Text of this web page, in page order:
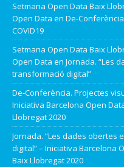
Setmana Open Data Baix
Open Data en De-
COVID19
Setmana Open Data Baix
Open Data en Jornada. “Les
transformació digital”
De-Conferència. Projectes
Iniciativa Barcelona Open
Llobregat 2020
Jornada. “Les dades obertes
digital” – Iniciativa Barcelona
Baix Llobregat 2020